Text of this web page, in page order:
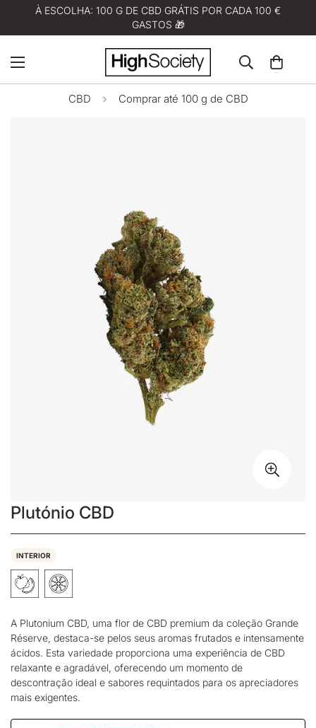
À ESCOLHA: 100 G DE CBD GRÁTIS POR CADA 100 €
GASTOS 🎁
CBD Comprar até 100 g de CBD
Plutónio CBD
INTERIOR
A Plutonium CBD, uma flor de CBD premium da coleção Grande
Réserve, destaca-se pelos seus aromas frutados e intensamente
ácidos. Esta variedade proporciona uma experiência de CBD
relaxante e agradável, oferecendo um momento de
descontração ideal e sabores requintados para os apreciadores
mais exigentes.